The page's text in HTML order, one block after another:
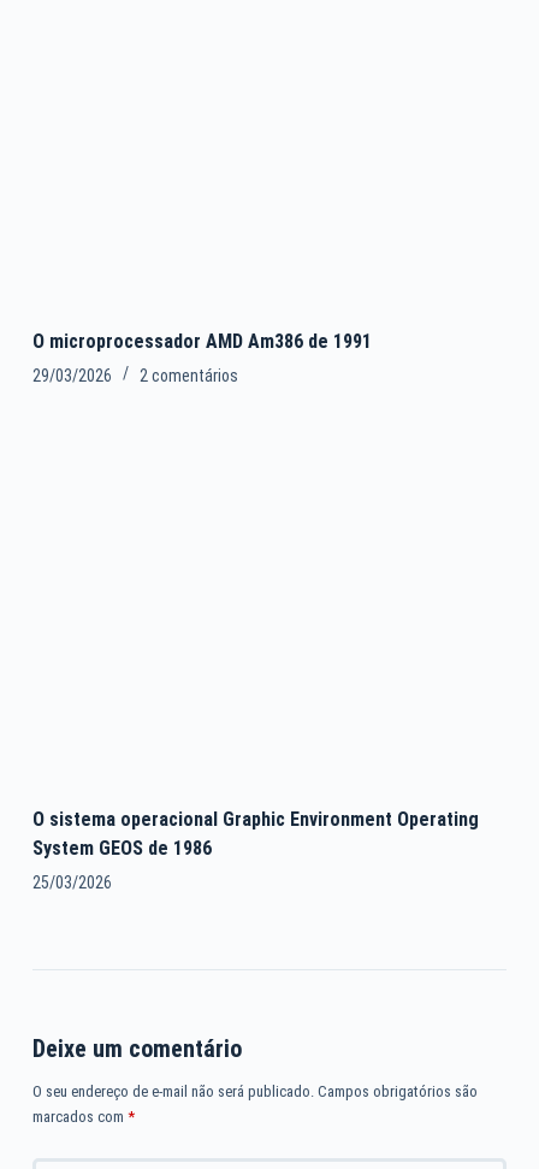
O microprocessador AMD Am386 de 1991
29/03/2026 2 comentários
O sistema operacional Graphic Environment Operating
System GEOS de 1986
25/03/2026
Deixe um comentário
O seu endereço de e-mail não será publicado. Campos obrigatórios são
marcados com *